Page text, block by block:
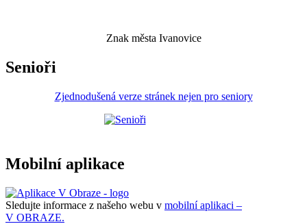
Znak města Ivanovice
Senioři
Zjednodušená verze stránek nejen pro seniory
Mobilní aplikace
Sledujte informace z našeho webu v mobilní aplikaci –
V OBRAZE.